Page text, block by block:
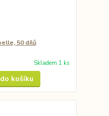
50 dílů
Skladem 1 ks
košíku